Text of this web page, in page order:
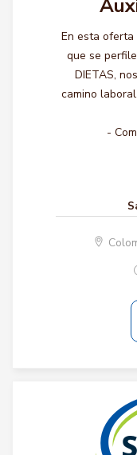
En esta oferta
que se
DIETAS,
camino
-